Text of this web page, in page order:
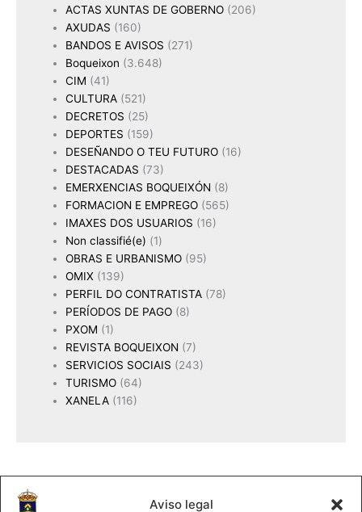
Aviso legal
ACTAS XUNTAS DE GOBERNO (206)
AXUDAS (160)
BANDOS E AVISOS (271)
Boqueixon (3.648)
CIM (41)
CULTURA (521)
DECRETOS (25)
DEPORTES (159)
DESEÑANDO O TEU FUTURO (16)
DESTACADAS (73)
EMERXENCIAS BOQUEIXÓN (8)
FORMACION E EMPREGO (565)
IMAXES DOS USUARIOS (16)
Non classifié(e) (1)
OBRAS E URBANISMO (95)
OMIX (139)
PERFIL DO CONTRATISTA (78)
PERÍODOS DE PAGO (8)
PXOM (1)
REVISTA BOQUEIXON (7)
SERVICIOS SOCIAIS (243)
TURISMO (64)
XANELA (116)